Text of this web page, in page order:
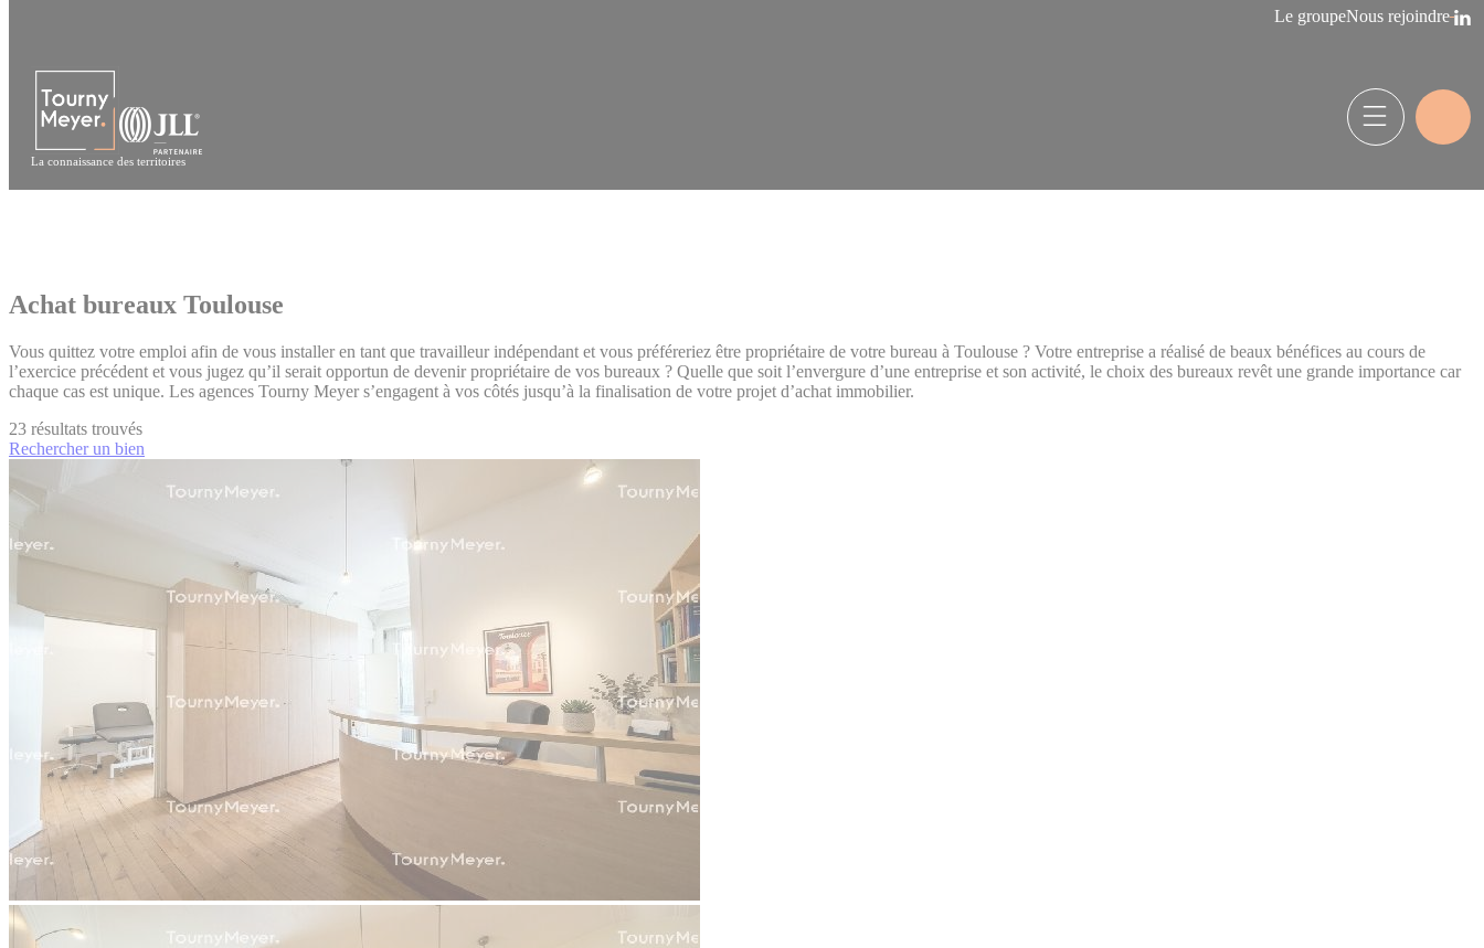
Le groupeNous rejoindre
La connaissance des territoires
Achat bureaux Toulouse
Vous quittez votre emploi afin de vous installer en tant que travailleur indépendant et vous préféreriez être propriétaire de votre bureau à Toulouse ? Votre entreprise a réalisé de beaux bénéfices au cours de
l’exercice précédent et vous jugez qu’il serait opportun de devenir propriétaire de vos bureaux ? Quelle que soit l’envergure d’une entreprise et son activité, le choix des bureaux revêt une grande importance car
chaque cas est unique. Les agences Tourny Meyer s’engagent à vos côtés jusqu’à la finalisation de votre projet d’achat immobilier.
23 résultats trouvés
Rechercher un bien